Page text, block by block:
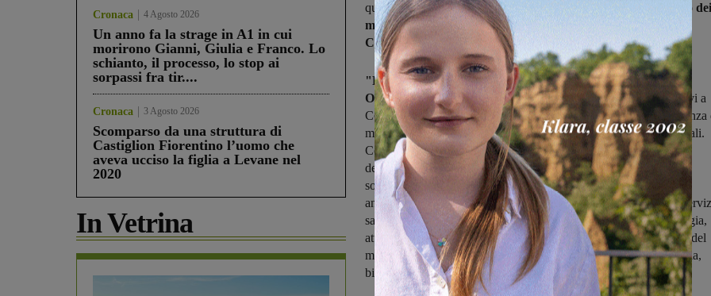
Cronaca 4 Agosto 2026
Un anno fa la strage in A1 in cui
morirono Gianni, Giulia e Franco. Lo
schianto, il processo, lo stop ai
sorpassi fra tir....
Cronaca 3 Agosto 2026
Scomparso da una struttura di
Castiglion Fiorentino l’uomo che
aveva ucciso la figlia a Levane nel
2020
In Vetrina
questa terribile epidemia,ciò però non può avvenire a discapito dei
malati ricoverati negli ospedali per patologie non legate al
Coronavirus"
"Due settimane fa il Serristori è stato dichiarato Presidio
Ospedaliero No-Covid(non vi saranno ricoverati soggetti positivi a
Coronavirus), riservando i 60+15 posti letto disponibili all’assistenza
malati affetti da patologie che trovavano risposta in tutti gli ospedali.
Contemporaneamente la Direzione della USL Toscana Centro ha
deciso, con l’avallo della sindaca Mugnai, di chiudere il pronto
soccorso nelle ore notturne e di trasferire ad altri presidi i medici
anestesisti, pregiudicando il funzionamento degli indispensabili
sanitari di diagnostica radiologica, endoscopia digestiva, cardiologia,
attività oncologica (non potranno essere effettuate, per mancanza del
medico anestesista, trasfusioni di immunoglobuline, chemio terapia,
biopsie oncologiche)".